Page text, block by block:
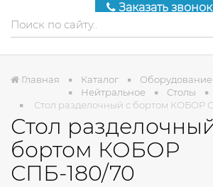
Заказать звонок
Главная Каталог
Нейтральное
Столы
Стол разделочный с бортом КОБОР
Стол
бортом КОБОР
СПБ-180/70